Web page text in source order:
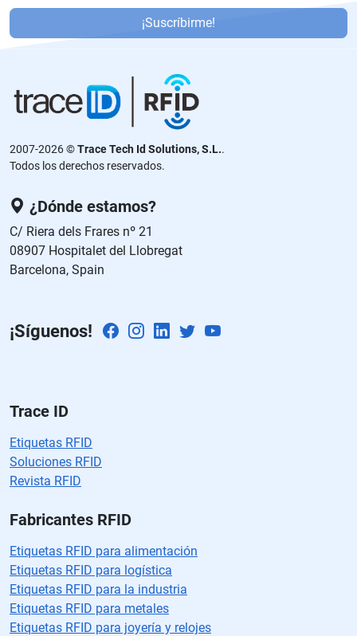
f
or
ej
e
st
e
c
a
o
o.
¡Suscríbirme!
2007-2026 ©Trace Tech Id Solutions, S.L..
Todos los derechos reservados.
¿Dónde estamos?
C/ Riera dels Frares nº 21
08907 Hospitalet del Llobregat
Barcelona, Spain
¡Síguenos!
Trace ID
Etiquetas RFID
Soluciones RFID
Revista RFID
Fabricantes RFID
Etiquetas RFID para alimentación
Etiquetas RFID para logística
Etiquetas RFID para la industria
Etiquetas RFID para metales
Etiquetas RFID para joyería y relojes